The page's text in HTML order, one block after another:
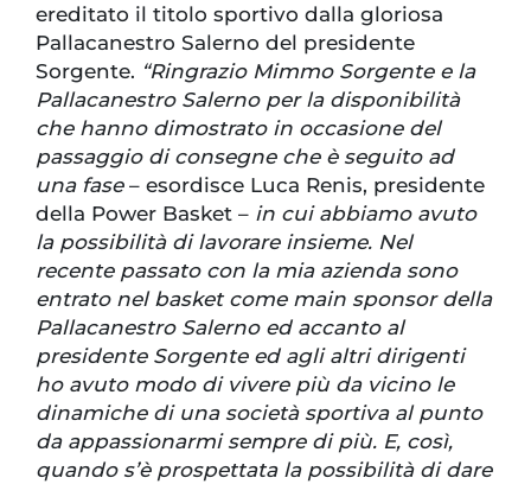
ereditato il titolo sportivo dalla gloriosa
Pallacanestro Salerno del presidente
Sorgente. “Ringrazio Mimmo Sorgente e la
Pallacanestro Salerno per la disponibilità
che hanno dimostrato in occasione del
passaggio di consegne che è seguito ad
una fase– esordisce Luca Renis, presidente
della Power Basket – in cui abbiamo avuto
la possibilità di lavorare insieme. Nel
recente passato con la mia azienda sono
entrato nel basket come main sponsor della
Pallacanestro Salerno ed accanto al
presidente Sorgente ed agli altri dirigenti
ho avuto modo di vivere più da vicino le
dinamiche di una società sportiva al punto
da appassionarmi sempre di più. E, così,
quando s’è prospettata la possibilità di dare